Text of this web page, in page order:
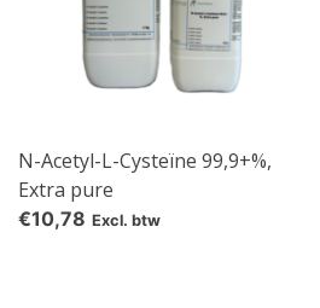
N-Acetyl-L-Cysteïne 99,9+%,
Extra pure
€10,78 Excl. btw